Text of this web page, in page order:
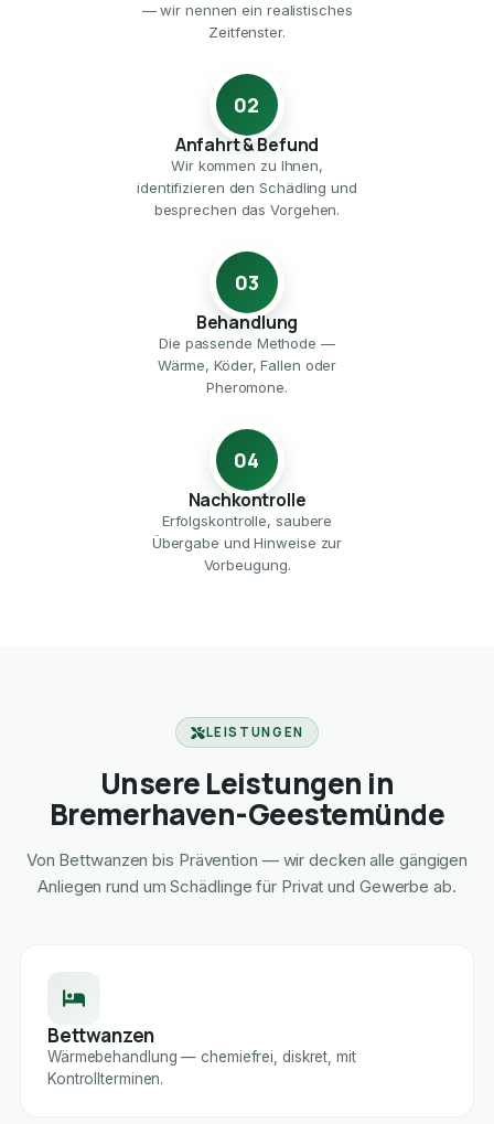
— wir nennen ein realistisches
Zeitfenster.
02
Anfahrt & Befund
Wir kommen zu Ihnen,
identifizieren den Schädling und
besprechen das Vorgehen.
03
Behandlung
Die passende Methode —
Wärme, Köder, Fallen oder
Pheromone.
04
Nachkontrolle
Erfolgskontrolle, saubere
Übergabe und Hinweise zur
Vorbeugung.
LEISTUNGEN
Unsere Leistungen in
Bremerhaven-Geestemünde
Von Bettwanzen bis Prävention — wir decken alle gängigen
Anliegen rund um Schädlinge für Privat und Gewerbe ab.
Bettwanzen
Wärmebehandlung — chemiefrei, diskret, mit
Kontrollterminen.